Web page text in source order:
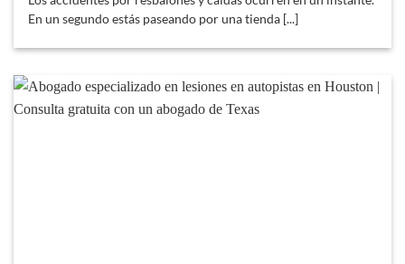
En un segundo estás paseando por una tienda [...]